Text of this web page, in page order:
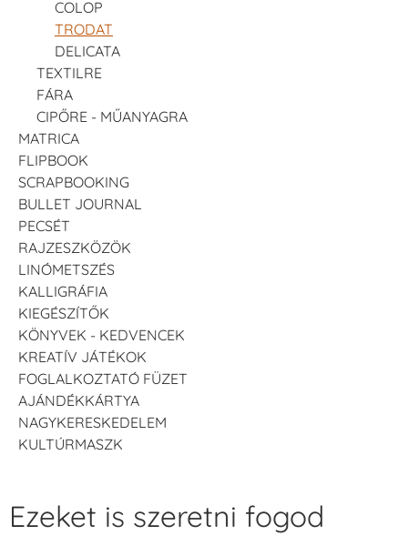
COLOP
TRODAT
DELICATA
TEXTILRE
FÁRA
CIPŐRE - MŰANYAGRA
MATRICA
FLIPBOOK
SCRAPBOOKING
BULLET JOURNAL
PECSÉT
RAJZESZKÖZÖK
LINÓMETSZÉS
KALLIGRÁFIA
KIEGÉSZÍTŐK
KÖNYVEK - KEDVENCEK
KREATÍV JÁTÉKOK
FOGLALKOZTATÓ FÜZET
AJÁNDÉKKÁRTYA
NAGYKERESKEDELEM
KULTÚRMASZK
Ezeket is szeretni fogod